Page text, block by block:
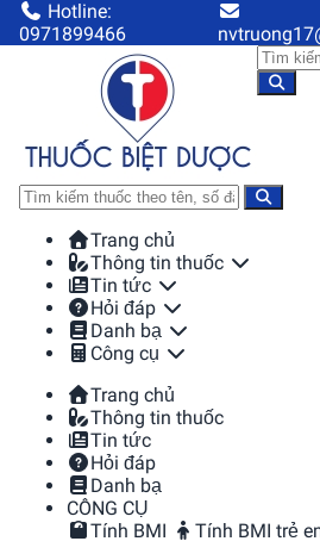
Hotline:
0971899466
Trang chủ
Thông tin thuốc
Tin tức
Hỏi đáp
Danh bạ
Công cụ
Trang chủ
Thông tin thuốc
Tin tức
Hỏi đáp
Danh bạ
CÔNG CỤ
Tính BMI
Tính BMI trẻ